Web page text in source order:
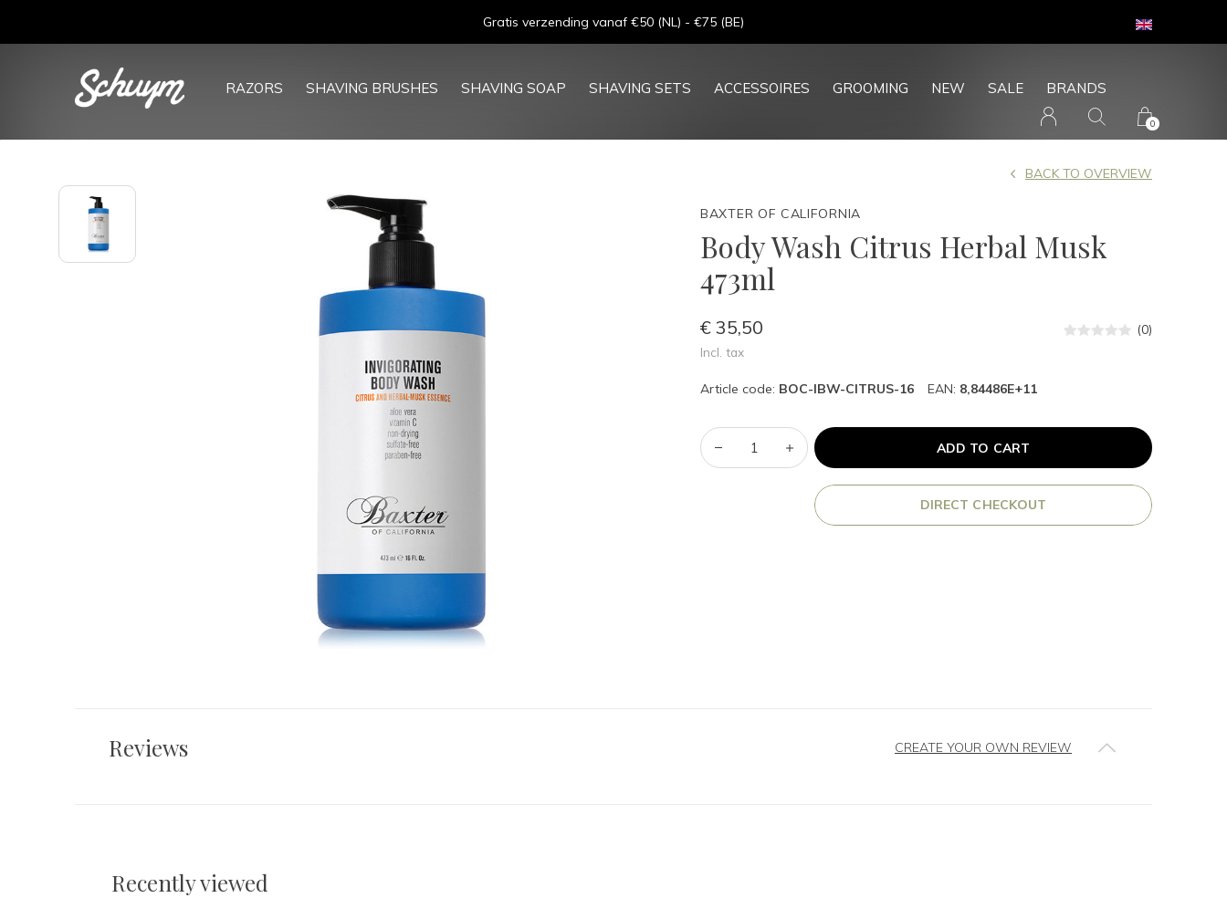
RAZORS SHAVING BRUSHES SHAVING SOAP SHAVING SETS ACCESSOIRES GROOMING NEW SALE BRANDS
0
Gratis verzending vanaf €50 (NL) - €75 (BE)
BAXTER OF CALIFORNIA
Body Wash Citrus Herbal Musk
473ml
BACK TO OVERVIEW
€ 35,50
Incl. tax
(0)
Article code: BOC-IBW-CITRUS-16 EAN: 8,84486E+11
ADD TO CART
DIRECT CHECKOUT
Reviews CREATE YOUR OWN REVIEW
Recently viewed